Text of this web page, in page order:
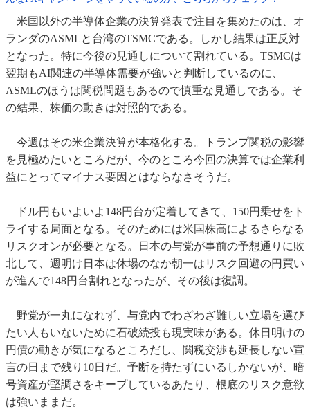
米国以外の半導体企業の決算発表で注目を集めたのは、オ
ランダのASMLと台湾のTSMCである。しかし結果は正反対
となった。特に今後の見通しについて割れている。TSMCは
翌期もAI関連の半導体需要が強いと判断しているのに、
ASMLのほうは関税問題もあるので慎重な見通しである。そ
の結果、株価の動きは対照的である。
今週はその米企業決算が本格化する。トランプ関税の影響
を見極めたいところだが、今のところ今回の決算では企業利
益にとってマイナス要因とはならなさそうだ。
ドル円もいよいよ148円台が定着してきて、150円乗せをト
ライする局面となる。そのためには米国株高によるさらなる
リスクオンが必要となる。日本の与党が事前の予想通りに敗
北して、週明け日本は休場のなか朝一はリスク回避の円買い
が進んで148円台割れとなったが、その後は復調。
野党が一丸になれず、与党内でわざわざ難しい立場を選び
たい人もいないために石破続投も現実味がある。休日明けの
円債の動きが気になるところだし、関税交渉も延長しない宣
言の日まで残り10日だ。予断を持たずにいるしかないが、暗
号資産が堅調さをキープしているあたり、根底のリスク意欲
は強いままだ。